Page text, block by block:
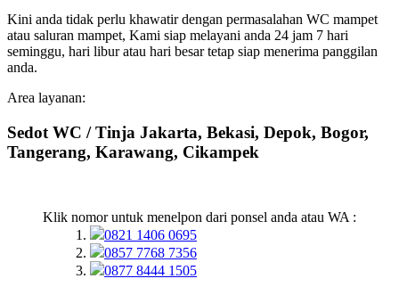
Kini anda tidak perlu khawatir dengan permasalahan WC mampet
atau saluran mampet, Kami siap melayani anda 24 jam 7 hari
seminggu, hari libur atau hari besar tetap siap menerima panggilan
anda.
Area layanan:
Sedot WC / Tinja Jakarta, Bekasi, Depok, Bogor,
Tangerang, Karawang, Cikampek
Klik nomor untuk menelpon dari ponsel anda atau WA :
0821 1406 0695
0857 7768 7356
0877 8444 1505